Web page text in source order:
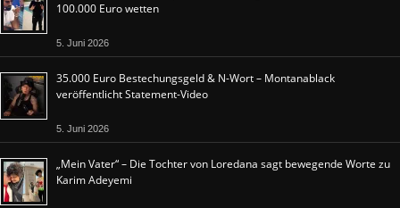
100.000 Euro wetten
5. Juni 2026
35.000 Euro Bestechungsgeld & N-Wort – Montanablack
veröffentlicht Statement-Video
5. Juni 2026
„Mein Vater“ – Die Tochter von Loredana sagt bewegende Worte zu
Karim Adeyemi